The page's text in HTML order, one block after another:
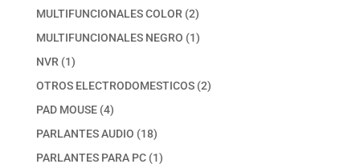
productos
MULTIFUNCIONALES COLOR 22
productos
MULTIFUNCIONALES NEGRO 11
NVR 11
producto
OTROS ELECTRODOMESTICOS 22
PAD MOUSE 44
productos
PARLANTES AUDIO 1818
productos
PARLANTES PARA PC 11